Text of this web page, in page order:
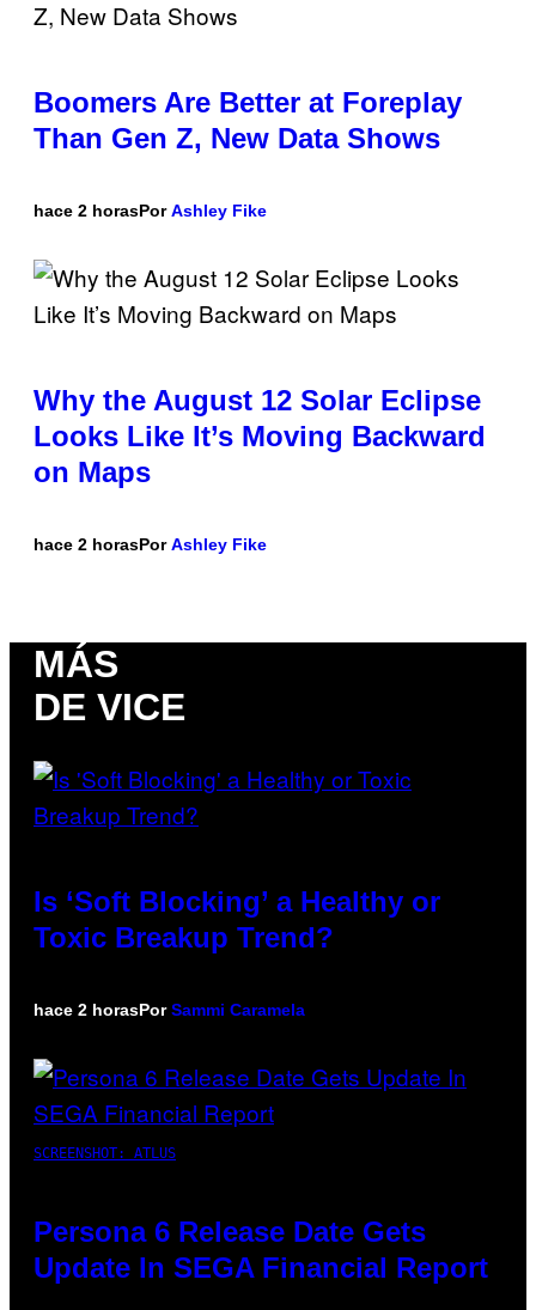
Boomers Are Better at Foreplay
Than Gen Z, New Data Shows
hace 2 horasPorAshley Fike
Why the August 12 Solar Eclipse
Looks Like It’s Moving Backward
on Maps
hace 2 horasPorAshley Fike
MÁS
DE VICE
Is ‘Soft Blocking’ a Healthy or
Toxic Breakup Trend?
hace 2 horasPorSammi Caramela
SCREENSHOT: ATLUS
Persona 6 Release Date Gets
Update In SEGA Financial Report